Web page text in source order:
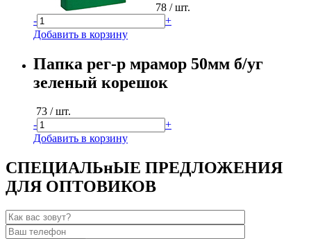
78 / шт.
-
+
Добавить в корзину
Папка рег-р мрамор 50мм б/уг
зеленый корешок
73 / шт.
-
+
Добавить в корзину
СПЕЦИАЛЬнЫЕ ПРЕДЛОЖЕНИЯ
ДЛЯ ОПТОВИКОВ